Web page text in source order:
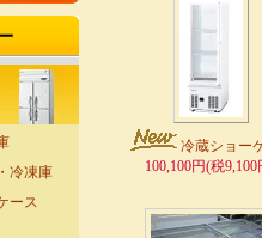
冷凍庫
ース
冷蔵ショー
100,100円(税9,100